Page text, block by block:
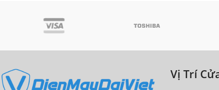
Cơ chế an toàn toàn diện chống rò điện và
chống nước
nhiệt hiệu quả
không gian
Hướng dẫn sử dụng PDF|Tham khảo thêm
Cơ chế an
nhiệt hiệu
không gian
Vị Trí